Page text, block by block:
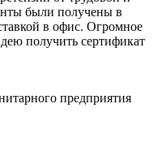
были получены в
в офис. Огромное
получить сертификат
предприятия